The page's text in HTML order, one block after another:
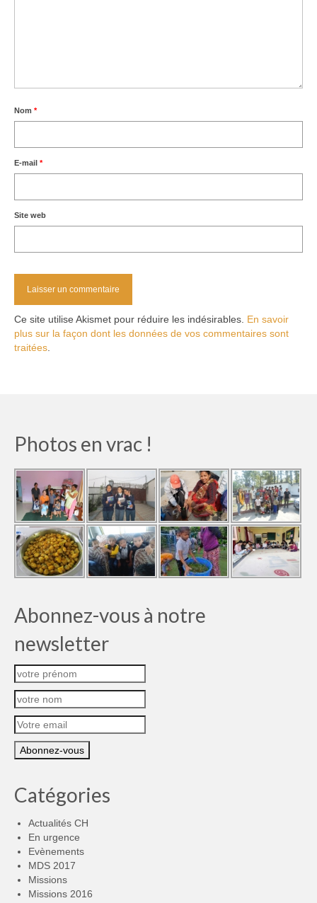
Nom *
E-mail *
Site web
Ce site utilise Akismet pour réduire les indésirables. En savoir
plus sur la façon dont les données de vos commentaires sont
traitées
Photos en vrac !
Abonnez-vous à notre
newsletter
Catégories
Actualités CH
En urgence
Evènements
MDS 2017
Missions
Missions 2016